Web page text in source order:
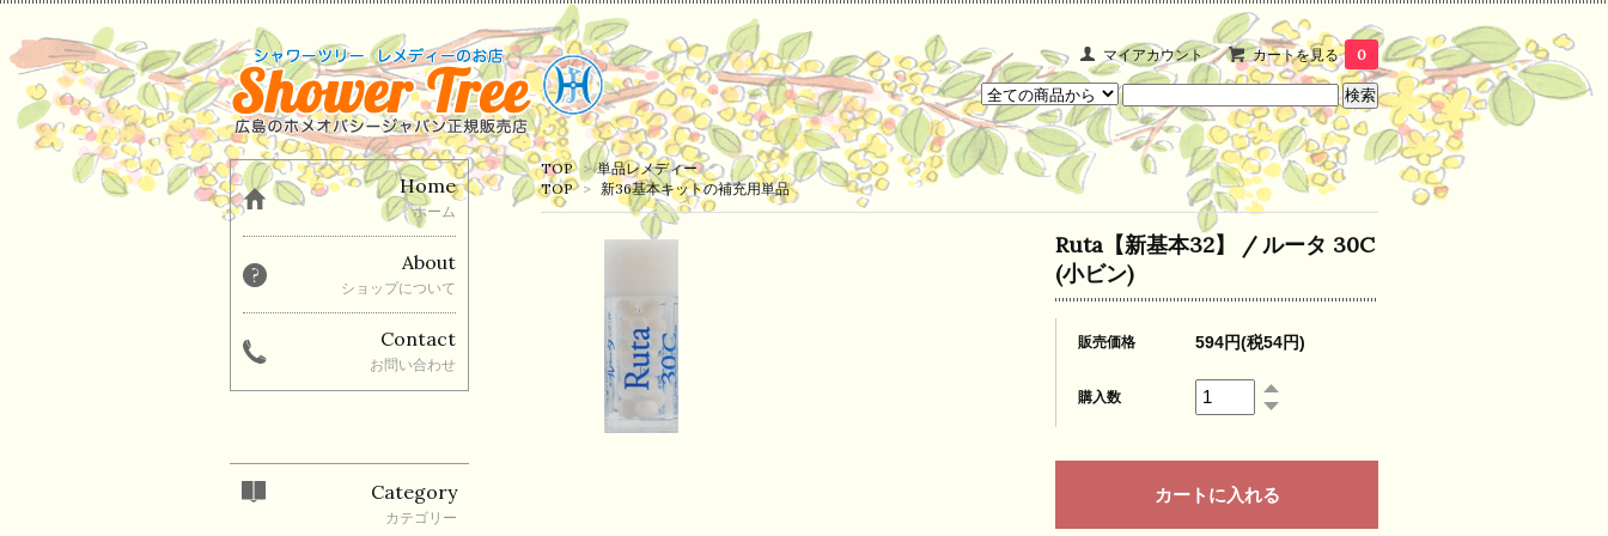
マイアカウント カートを見る 0
TOP > 単品レメディー
TOP > 新36基本キットの補充用単品
Ruta【新基本32】 / ルータ 30C
(小ビン)
販売価格 594円(税54円)
購入数
Home
ホーム
About
ショップについて
Contact
お問い合わせ
Category
カテゴリー